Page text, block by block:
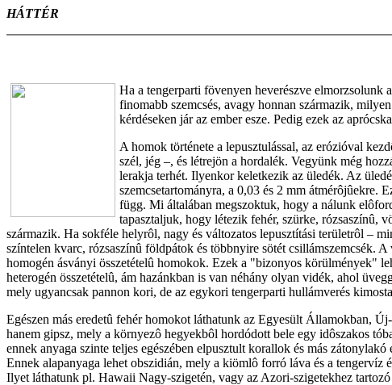
HÁTTÉR
Ha a tengerparti fövenyen heverészve
finomabb szemcsés, avagy honnan származik,
kérdéseken jár az ember esze. Pedig ezek az
A homok története a lepusztulással, az erózióval
szél, jég –, és létrejön a hordalék. Vegyünk még
lerakja terhét. Ilyenkor keletkezik az üledék. Az
szemcsetartományra, a 0,03 és 2 mm
függ. Mi általában megszoktuk, hogy a nálunk
tapasztaljuk, hogy létezik fehér, szürke, rózsaszínû,
származik. Ha sokféle helyrôl, nagy és változatos lepusztítási területrôl –
színtelen kvarc, rózsaszínû földpátok és többnyire sötét csillámszemcsék.
homogén ásványi összetételû homokok. Ezek a "bizonyos körülmények"
heterogén összetételû, ám hazánkban is van néhány olyan vidék, ahol
mely ugyancsak pannon kori, de az egykori tengerparti hullámverés
Egészen más eredetû fehér homokot láthatunk az Egyesült Államokban,
hanem gipsz, mely a környezô hegyekbôl hordódott bele egy idôszakos
ennek anyaga szinte teljes egészében elpusztult korallok és más
Ennek alapanyaga lehet obszidián, mely a kiömlô forró láva és a
Ilyet láthatunk pl. Hawaii Nagy-szigetén, vagy az Azori-szigetekhez